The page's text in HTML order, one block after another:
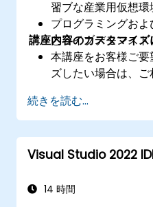
ィブな産業用仮想環
習
プログラミングお
とライブデモンス
講座内容のカスタマイズ
本講座をお客様ご
ズしたい場合は、ご
続きを読む...
Visual Studio 2022
14 時間